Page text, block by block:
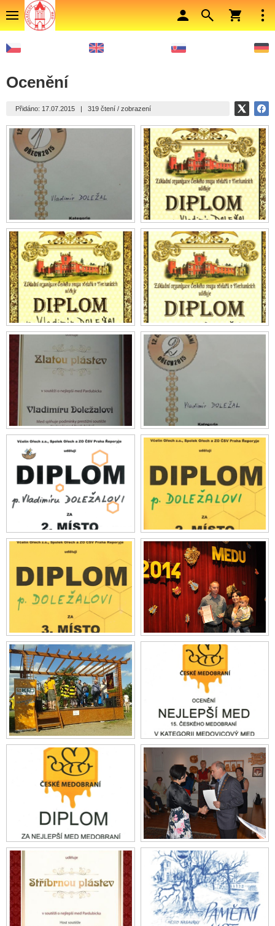
Ocenění
Přidáno: 17.07.2015 | 319 čtení / zobrazení